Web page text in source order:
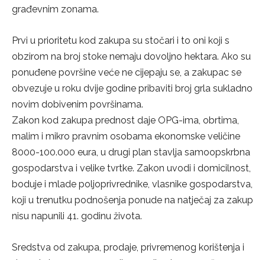
građevnim zonama.
Prvi u prioritetu kod zakupa su stočari i to oni koji s
obzirom na broj stoke nemaju dovoljno hektara. Ako su
ponuđene površine veće ne cijepaju se, a zakupac se
obvezuje u roku dvije godine pribaviti broj grla sukladno
novim dobivenim površinama.
Zakon kod zakupa prednost daje OPG-ima, obrtima,
malim i mikro pravnim osobama ekonomske veličine
8000-100.000 eura, u drugi plan stavlja samoopskrbna
gospodarstva i velike tvrtke. Zakon uvodi i domicilnost,
boduje i mlade poljoprivrednike, vlasnike gospodarstva,
koji u trenutku podnošenja ponude na natječaj za zakup
nisu napunili 41. godinu života.
Sredstva od zakupa, prodaje, privremenog korištenja i